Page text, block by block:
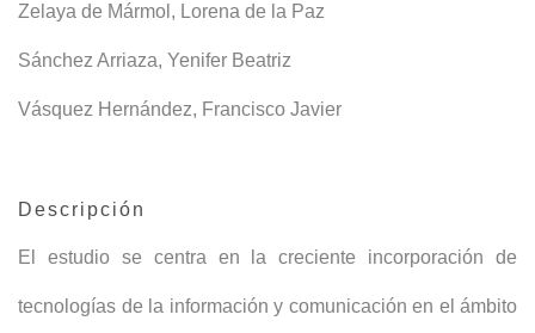
Zelaya de Mármol, Lorena de la Paz
Sánchez Arriaza, Yenifer Beatriz
Vásquez Hernández, Francisco Javier
Descripción
El estudio se centra en la creciente incorporación de
tecnologías de la información y comunicación en el ámbito